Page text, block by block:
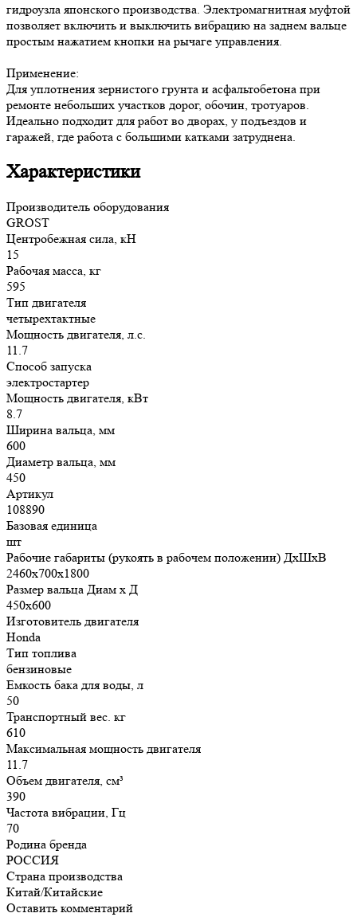
гидроузла японского производства. Электромагнитная муфтой
позволяет включить и выключить вибрацию на заднем вальце
простым нажатием кнопки на рычаге управления.
Применение:
Для уплотнения зернистого грунта и асфальтобетона при
ремонте небольших участков дорог, обочин, тротуаров.
Идеально подходит для работ во дворах, у подъездов и
гаражей, где работа с большими катками затруднена.
Характеристики
Производитель оборудования
GROST
Центробежная сила, кН
15
Рабочая масса, кг
595
Тип двигателя
четырехтактные
Мощность двигателя, л.с.
11.7
Способ запуска
электростартер
Мощность двигателя, кВт
8.7
Ширина вальца, мм
600
Диаметр вальца, мм
450
Артикул
108890
Базовая единица
шт
Рабочие габариты (рукоять в рабочем положении) ДхШхВ
2460х700х1800
Размер вальца Диам х Д
450х600
Изготовитель двигателя
Honda
Тип топлива
бензиновые
Емкость бака для воды, л
50
Транспортный вес. кг
610
Максимальная мощность двигателя
11.7
Объем двигателя, см³
390
Частота вибрации, Гц
70
Родина бренда
РОССИЯ
Страна производства
Китай/Китайские
Оставить комментарий